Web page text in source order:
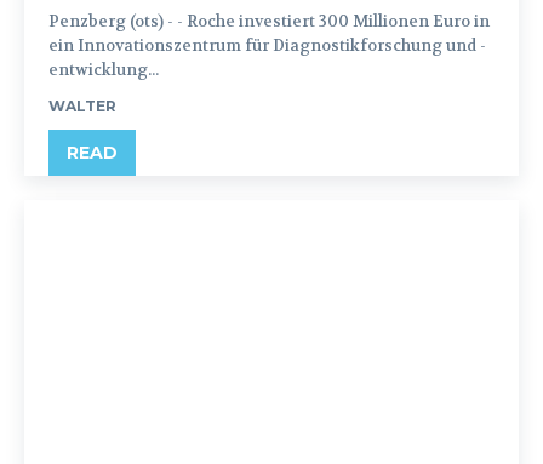
Penzberg (ots) - - Roche investiert 300 Millionen Euro in
ein Innovationszentrum für Diagnostikforschung und -
entwicklung...
WALTER
READ